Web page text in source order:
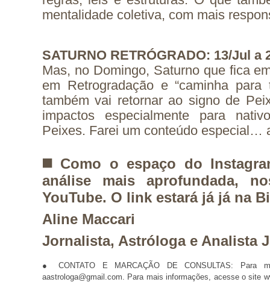
mentalidade coletiva, com mais
SATURNO RETRÓGRADO: 13/Jul a
Mas, no Domingo, Saturno que fica
em Retrogradação e “caminha
também vai retornar ao signo de
impactos especialmente para
Peixes. Farei um conteúdo especial…
◼️ Como o espaço do
análise mais aprofundada,
YouTube. O link estará já já na
Aline Maccari
Jornalista, Astróloga e Analista
● CONTATO E MARCAÇÃO DE CONSULTAS: Para
aastrologa@gmail.com. Para mais informações, acesse o site